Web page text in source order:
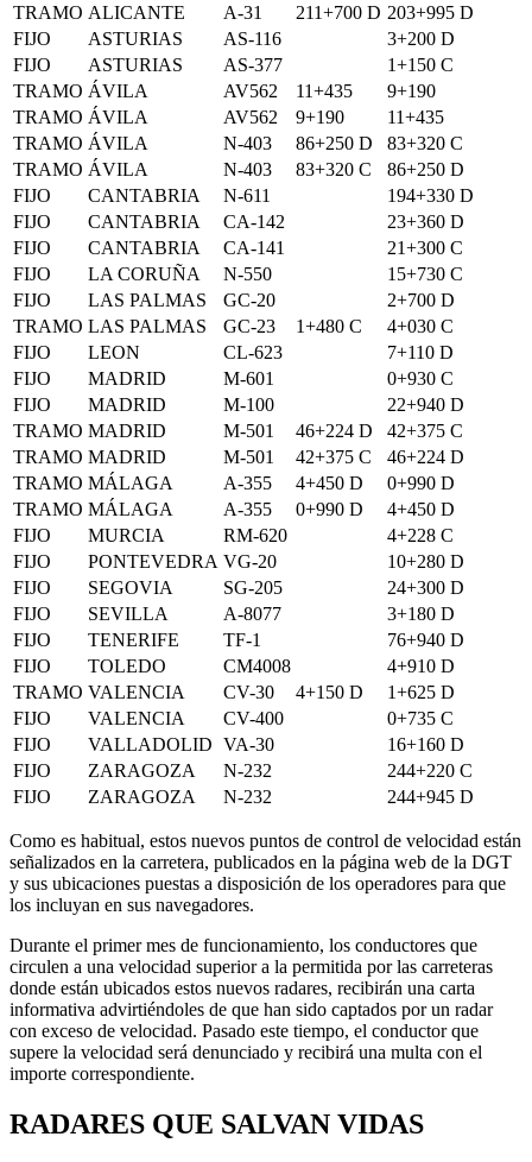
TRAMO ALICANTE A-31 211+700 D 203+995 D
FIJO
ASTURIAS AS-116
3+200 D
FIJO
ASTURIAS AS-377
1+150 C
TRAMO ÁVILA AV562 11+435
9+190
TRAMO ÁVILA AV562 9+190
11+435
TRAMO ÁVILA N-403 86+250 D
83+320 C
TRAMO ÁVILA N-403 83+320 C
86+250 D
FIJO
CANTABRIA N-611
194+330 D
FIJO
CANTABRIA CA-142
23+360 D
FIJO
CANTABRIA CA-141
21+300 C
FIJO
LA CORUÑA N-550
15+730 C
FIJO
LAS PALMAS GC-20
2+700 D
TRAMO LAS PALMAS GC-23 1+480 C
4+030 C
FIJO
LEON CL-623
7+110 D
FIJO
MADRID M-601
0+930 C
FIJO
MADRID M-100
22+940 D
TRAMO MADRID M-501 46+224 D
42+375 C
TRAMO MADRID M-501 42+375 C
46+224 D
TRAMO MÁLAGA A-355 4+450 D
0+990 D
TRAMO MÁLAGA A-355 0+990 D
4+450 D
FIJO
MURCIA RM-620
4+228 C
FIJO
PONTEVEDRA VG-20
10+280 D
FIJO
SEGOVIA SG-205
24+300 D
FIJO
SEVILLA A-8077
3+180 D
FIJO
TENERIFE TF-1
76+940 D
FIJO
TOLEDO CM4008
4+910 D
TRAMO VALENCIA CV-30 4+150 D
1+625 D
FIJO
VALENCIA CV-400
0+735 C
FIJO
VALLADOLID VA-30
16+160 D
FIJO
ZARAGOZA N-232
244+220 C
FIJO
ZARAGOZA N-232 244+945 D
Como es habitual, estos nuevos puntos de control de velocidad están
señalizados en la carretera, publicados en la página web de la DGT
y sus ubicaciones puestas a disposición de los operadores para que
los incluyan en sus navegadores.
Durante el primer mes de funcionamiento, los conductores que
circulen a una velocidad superior a la permitida por las carreteras
donde están ubicados estos nuevos radares, recibirán una carta
informativa advirtiéndoles de que han sido captados por un radar
con exceso de velocidad. Pasado este tiempo, el conductor que
supere la velocidad será denunciado y recibirá una multa con el
importe correspondiente.
RADARES QUE SALVAN VIDAS